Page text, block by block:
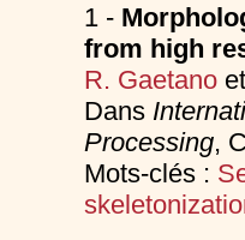
1 -
from high
R. Gaetano
Dans
Processing,
Mots-clés :